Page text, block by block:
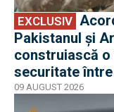
EXCLUSIV
Pakistanul și
construiască
securitate între
09 AUGUST 2026